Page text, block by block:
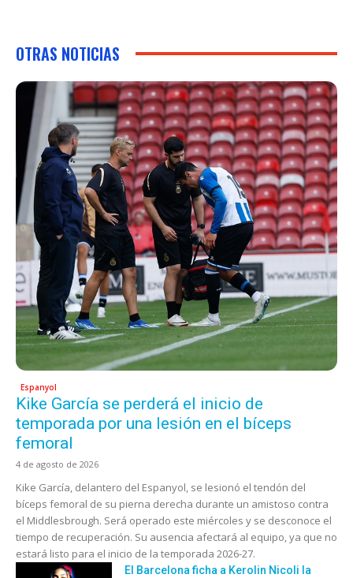
OTRAS NOTICIAS
Espanyol
Kike García se perderá el inicio de
temporada por una lesión en el bíceps
femoral
4 de agosto de 2026
Kike García, delantero del Espanyol, se lesionó el tendón del
bíceps femoral de su pierna derecha durante un amistoso contra
el Middlesbrough. Será operado este miércoles y se desconoce el
tiempo de recuperación. Su ausencia afectará al equipo, ya que no
estará listo para el inicio de la temporada 2026-27.
El Barcelona ficha a Kerolin Nicoli la